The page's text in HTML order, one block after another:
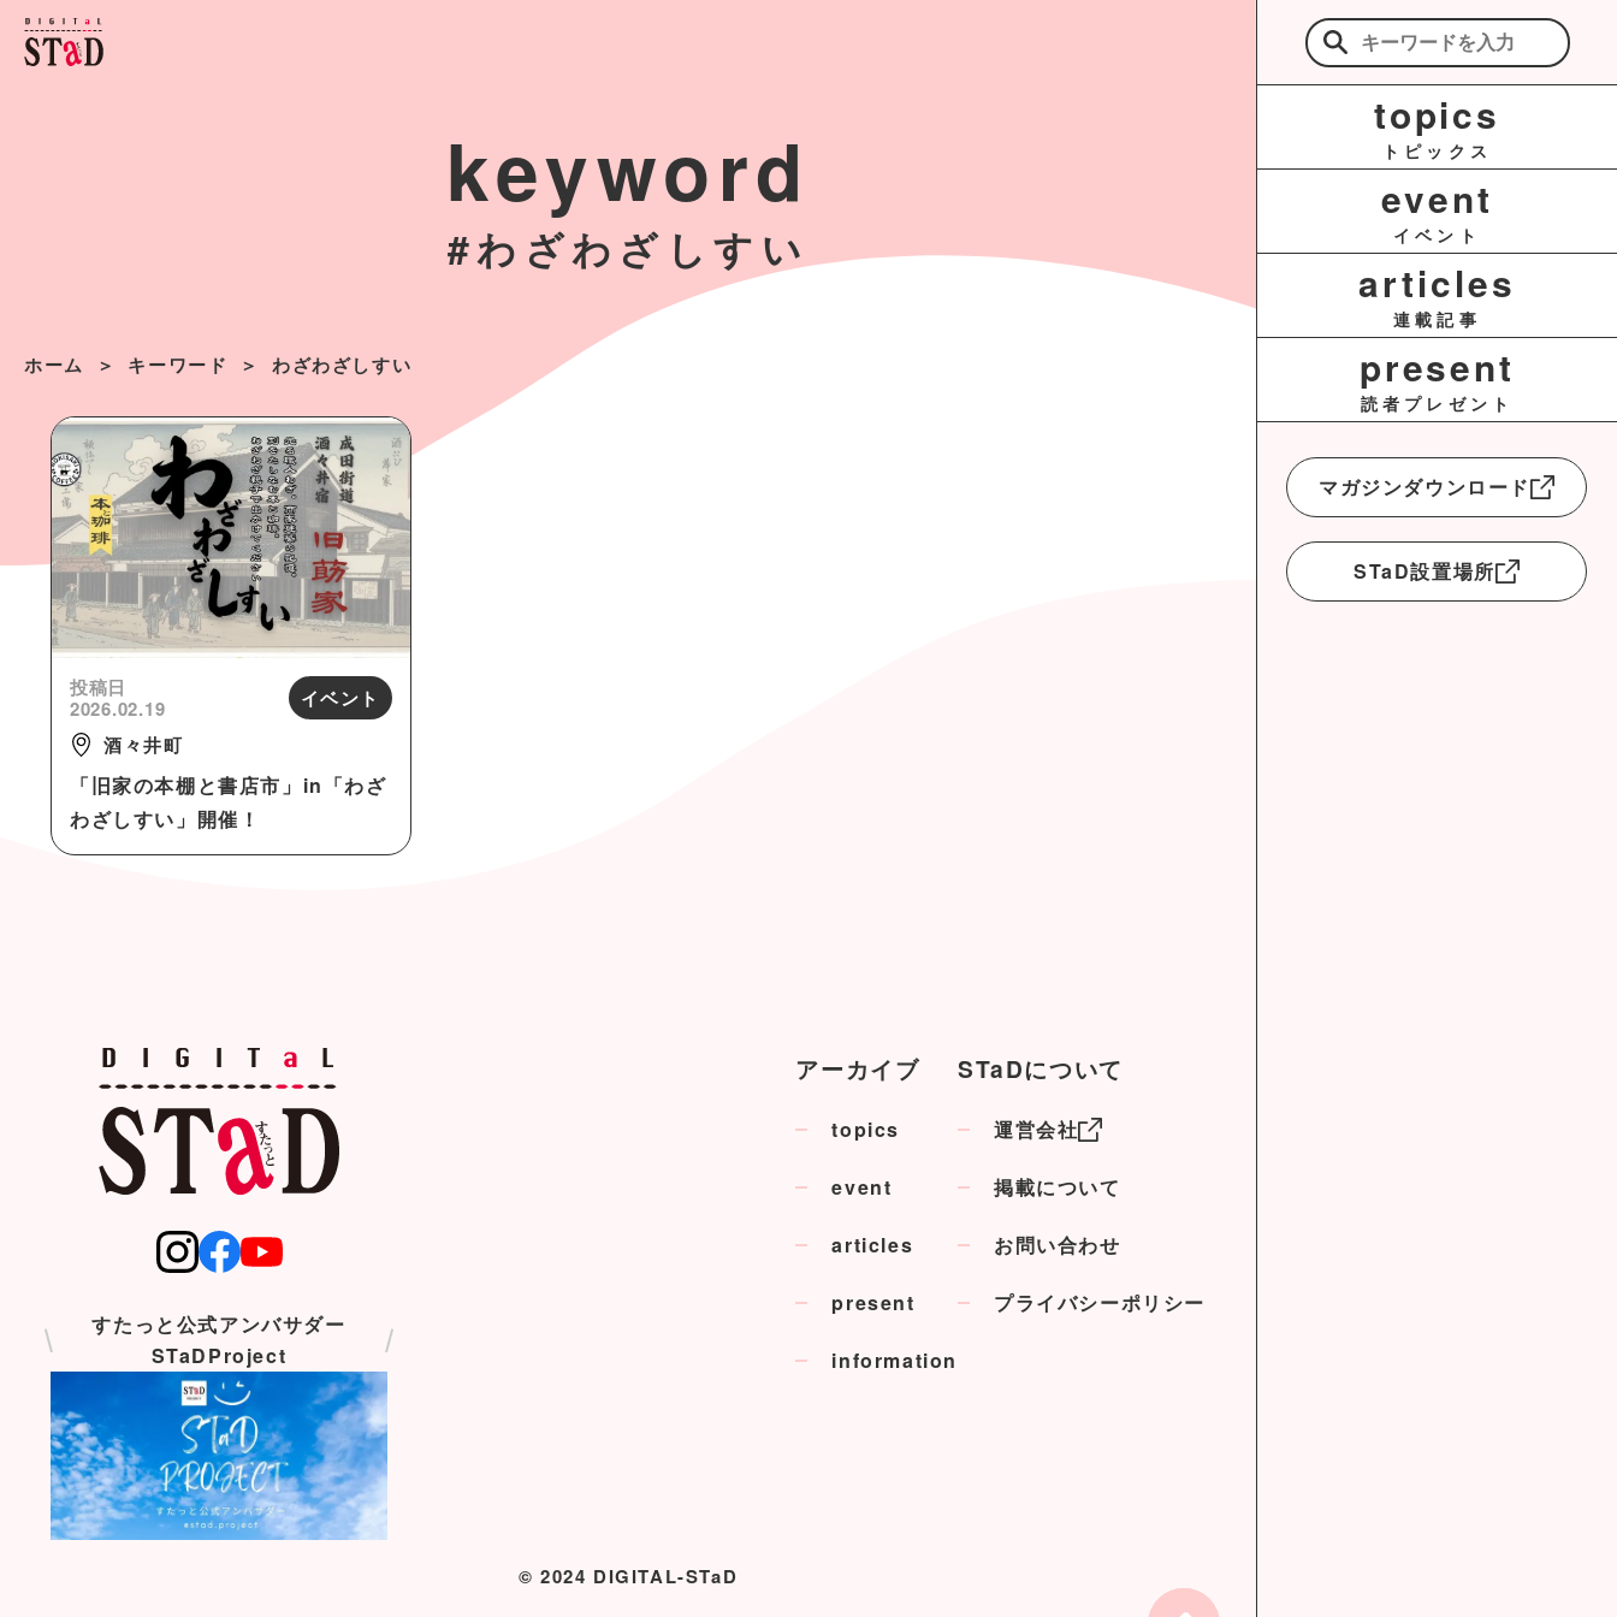
keyword
#わざわざしすい
ホーム キーワード わざわざしすい
投稿日
2026.02.19
イベント
酒々井町
「旧家の本棚と書店市」in「わざ
わざしすい」開催！
すたっと公式アンバサダー
STaDProject
アーカイブ
topics
event
articles
present
information
STaDについて
運営会社
掲載について
お問い合わせ
プライバシーポリシー
© 2024 DIGITAL-STaD
検
索:
topics
トピックス
event
イベント
articles
連載記事
present
読者プレゼント
マガジンダウンロード
STaD設置場所